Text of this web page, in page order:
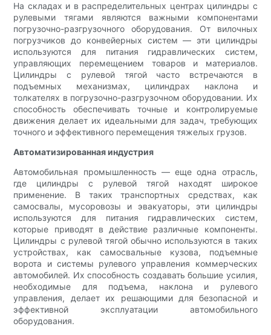
На складах и в распределительных центрах цилиндры с
рулевыми тягами являются важными компонентами
погрузочно-разгрузочного оборудования. От вилочных
погрузчиков до конвейерных систем — эти цилиндры
используются для питания гидравлических систем,
управляющих перемещением товаров и материалов.
Цилиндры с рулевой тягой часто встречаются в
подъемных механизмах, цилиндрах наклона и
толкателях в погрузочно-разгрузочном оборудовании. Их
способность обеспечивать точные и контролируемые
движения делает их идеальными для задач, требующих
точного и эффективного перемещения тяжелых грузов.
Автоматизированная индустрия
Автомобильная промышленность — еще одна отрасль,
где цилиндры с рулевой тягой находят широкое
применение. В таких транспортных средствах, как
самосвалы, мусоровозы и эвакуаторы, эти цилиндры
используются для питания гидравлических систем,
которые приводят в действие различные компоненты.
Цилиндры с рулевой тягой обычно используются в таких
устройствах, как самосвальные кузова, подъемные
ворота и системы рулевого управления коммерческих
автомобилей. Их способность создавать большие усилия,
необходимые для подъема, наклона и рулевого
управления, делает их решающими для безопасной и
эффективной эксплуатации автомобильного
оборудования.